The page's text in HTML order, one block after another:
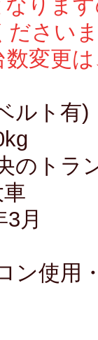
りま
ださい
変更
ルト
のトラ
月
ン使用